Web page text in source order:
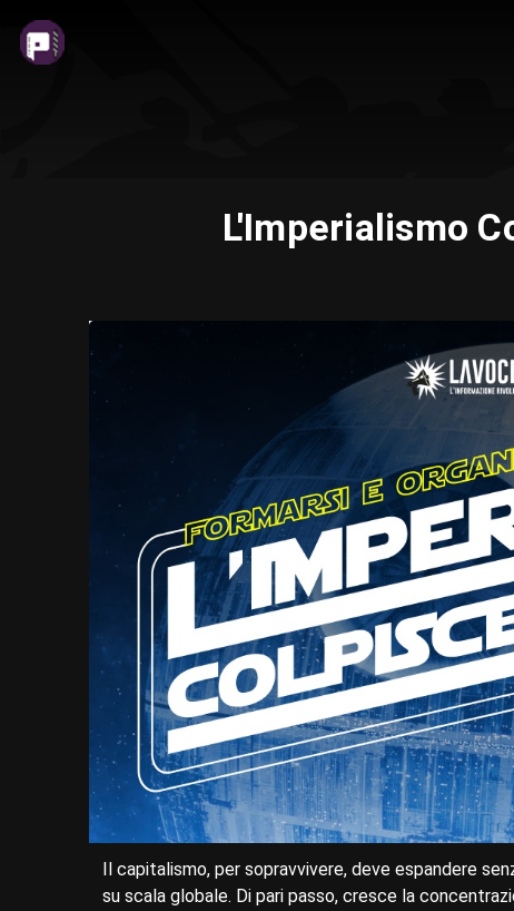
L'Imperialismo
Il capitalismo, per sopravvivere, deve espandere
su scala globale. Di pari passo, cresce la